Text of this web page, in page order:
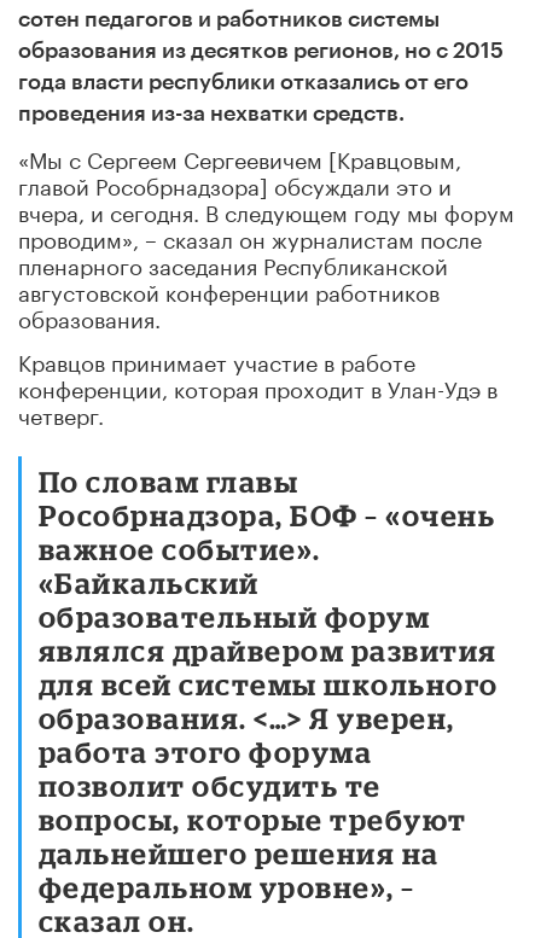
сотен педагогов и работников системы
образования из десятков регионов, но с 2015
года власти республики отказались от его
проведения из-за нехватки средств.
«Мы с Сергеем Сергеевичем [Кравцовым,
главой Рособрнадзора] обсуждали это и
вчера, и сегодня. В следующем году мы форум
проводим», – сказал он журналистам после
пленарного заседания Республиканской
августовской конференции работников
образования.
Кравцов принимает участие в работе
конференции, которая проходит в Улан-Удэ в
четверг.
По словам главы
Рособрнадзора, БОФ – «очень
важное событие».
«Байкальский
образовательный форум
являлся драйвером развития
для всей системы школьного
образования. <…> Я уверен,
работа этого форума
позволит обсудить те
вопросы, которые требуют
дальнейшего решения на
федеральном уровне», –
сказал он.